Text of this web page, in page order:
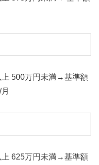
上 500万円未満→基準額
上 625万円未満→基準額